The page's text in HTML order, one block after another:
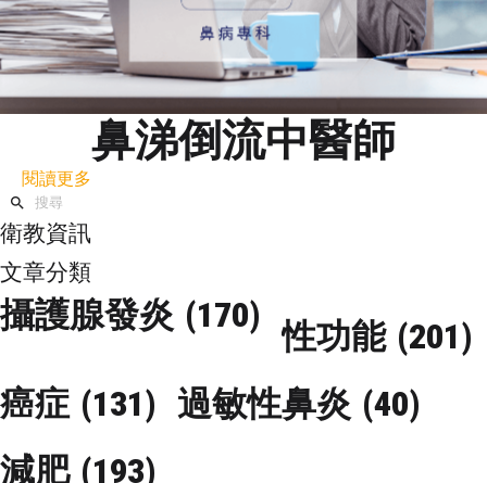
鼻涕倒流中醫師
閱讀更多
衛教資訊
文章分類
攝護腺發炎 (170)
性功能 (201)
癌症 (131) 過敏性鼻炎 (40)
減肥 (193)